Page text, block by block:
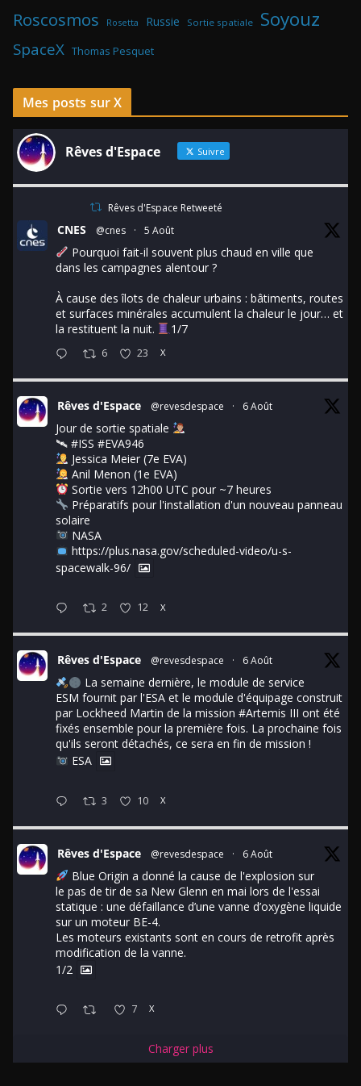
Roscosmos Rosetta Russie Sortie spatiale Soyouz
SpaceX Thomas Pesquet
Mes posts sur X
Rêves d'Espace Suivre
Rêves d'Espace Retweeté
CNES @cnes · 5 Août
Pourquoi fait-il souvent plus chaud en ville que
dans les campagnes alentour ?
À cause des îlots de chaleur urbains : bâtiments, routes
et surfaces minérales accumulent la chaleur le jour… et
la restituent la nuit.
1/7
6 23 X
Rêves d'Espace @revesdespace · 6 Août
Jour de sortie spatiale
🛰 #ISS #EVA946
Jessica Meier (7e EVA)
Anil Menon (1e EVA)
Sortie vers 12h00 UTC pour ~7 heures
Préparatifs pour l'installation d'un nouveau panneau
solaire
NASA
https://plus.nasa.gov/scheduled-video/u-s-
spacewalk-96/
2 12 X
Rêves d'Espace @revesdespace · 6 Août
La semaine dernière, le module de service
ESM fournit par l'ESA et le module d'équipage construit
par Lockheed Martin de la mission #Artemis III ont été
fixés ensemble pour la première fois. La prochaine fois
qu'ils seront détachés, ce sera en fin de mission !
ESA
3 10 X
Rêves d'Espace @revesdespace · 6 Août
Blue Origin a donné la cause de l'explosion sur
le pas de tir de sa New Glenn en mai lors de l'essai
statique : une défaillance d’une vanne d’oxygène liquide
sur un moteur BE-4.
Les moteurs existants sont en cours de retrofit après
modification de la vanne.
1/2
7 X
Charger plus